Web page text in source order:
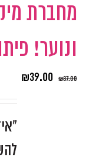
מחברת
ונוער!
₪87.00
₪39.00